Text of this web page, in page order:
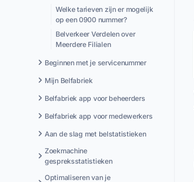
Welke tarieven zijn er mogelijk
op een 0900 nummer?
Belverkeer Verdelen over
Meerdere Filialen
Beginnen met je servicenummer
Mijn Belfabriek
Belfabriek app voor beheerders
Belfabriek app voor medewerkers
Aan de slag met belstatistieken
Zoekmachine
gespreksstatistieken
Optimaliseren van je